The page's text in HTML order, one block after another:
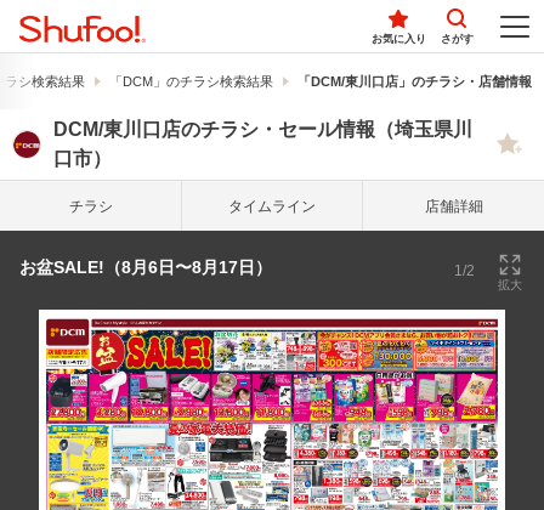
お気に入り さがす
ラシ検索結果 「DCM」のチラシ検索結果 「DCM/東川口店」のチラシ・店舗情報
DCM/東川口店のチラシ・セール情報（埼玉県川
口市）
チラシ タイム ライン 店舗詳細
お盆SALE!（8月6日〜8月17日） 1/2
拡大